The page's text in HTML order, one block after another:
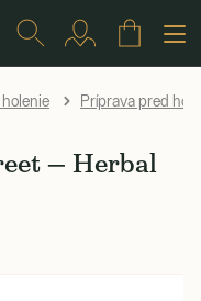
holenie Príprava pred
— Herbal